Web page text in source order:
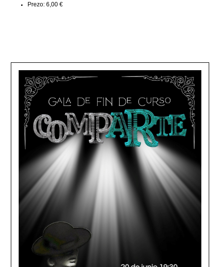
Prezo: 6,00 €